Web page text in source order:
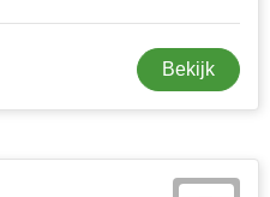
Bekijk